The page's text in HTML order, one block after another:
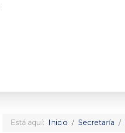
Está aquí: Inicio Secretaría